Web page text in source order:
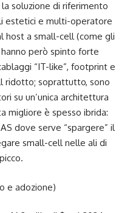
soluzione di riferimento
estetici e multi-operatore
host a small-cell (come gli
però spinto forte
“IT-like”, footprint e
ridotto; soprattutto, sono
su un’unica architettura
migliore è spesso ibrida:
dove serve “spargere” il
small-cell nelle ali di
e adozione)